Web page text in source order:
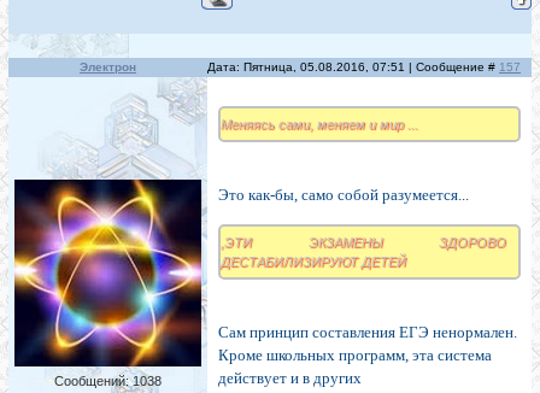
Электрон Дата: Пятница, 05.08.2016, 07:51 | Сообщение # 157
Сообщений:1038
Меняясь сами, меняем и мир ...
Это как-бы, само собой разумеется...
,ЭТИ ЭКЗАМЕНЫ ЗДОРОВО
ДЕСТАБИЛИЗИРУЮТ ДЕТЕЙ
Сам принцип составления ЕГЭ ненормален.
Кроме школьных программ, эта система
действует и в других